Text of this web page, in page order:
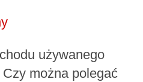
używanego
można polegać